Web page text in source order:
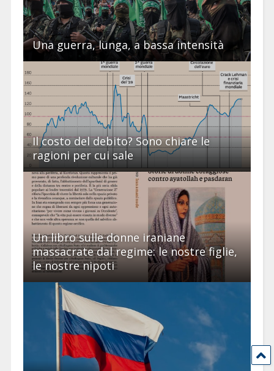
Una guerra, lunga, a bassa intensità
Il costo del debito? Sono chiare le
ragioni per cui sale
Un libro sulle donne iraniane
massacrate dal regime: le nostre figlie,
le nostre nipoti